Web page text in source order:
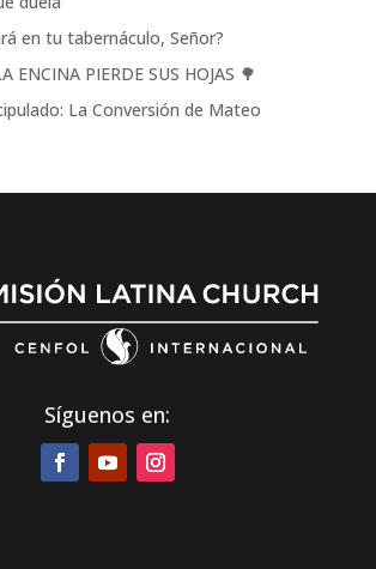
en tu tabernáculo, Señor?
ENCINA PIERDE SUS HOJAS 🌳
La Conversión de Mateo
Síguenos en: